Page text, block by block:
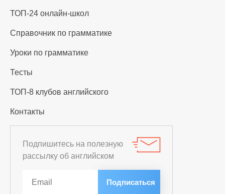
ТОП-24 онлайн-школ
Справочник по грамматике
Уроки по грамматике
Тесты
ТОП-8 клубов английского
Контакты
Подпишитесь на полезную
рассылку об английском